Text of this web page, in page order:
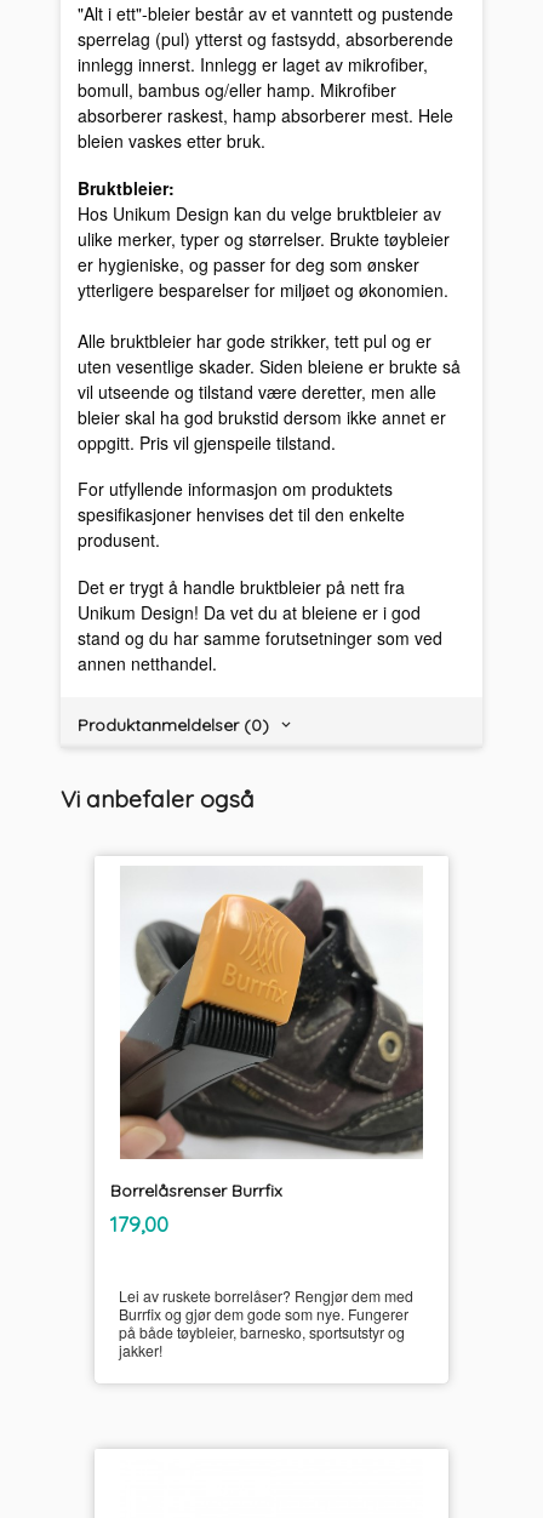
"Alt i ett"-bleier består av et vanntett og pustende
sperrelag (pul) ytterst og fastsydd, absorberende
innlegg innerst. Innlegg er laget av mikrofiber,
bomull, bambus og/eller hamp. Mikrofiber
absorberer raskest, hamp absorberer mest. Hele
bleien vaskes etter bruk.
Bruktbleier:
Hos Unikum Design kan du velge bruktbleier av
ulike merker, typer og størrelser. Brukte tøybleier
er hygieniske, og passer for deg som ønsker
ytterligere besparelser for miljøet og økonomien.
Alle bruktbleier har gode strikker, tett pul og er
uten vesentlige skader. Siden bleiene er brukte så
vil utseende og tilstand være deretter, men alle
bleier skal ha god brukstid dersom ikke annet er
oppgitt. Pris vil gjenspeile tilstand.
For utfyllende informasjon om produktets
spesifikasjoner henvises det til den enkelte
produsent.
Det er trygt å handle bruktbleier på nett fra
Unikum Design! Da vet du at bleiene er i god
stand og du har samme forutsetninger som ved
annen netthandel.
Produktanmeldelser (0)
Vi anbefaler også
Borrelåsrenser Burrfix
Pris
179,00inkl.
mva.
Lei av ruskete borrelåser? Rengjør dem med
Burrfix og gjør dem gode som nye. Fungerer
på både tøybleier, barnesko, sportsutstyr og
jakker!